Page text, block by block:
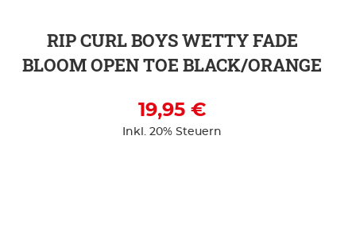
RIP CURL BOYS WETTY FADE
BLOOM OPEN TOE BLACK/ORANGE
19,95 €
Inkl. 20% Steuern